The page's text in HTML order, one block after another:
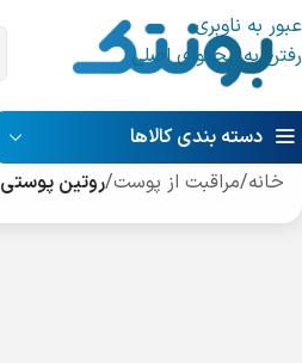
عبور به ناوبری
رفتن به محتوای اصلی
دسته بندی کالاها
خانه/مراقبت از پوست/روتین پوستی